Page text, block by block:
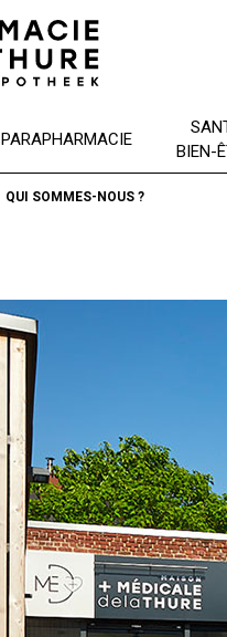
PARAPHARMACIE
BIEN-
QUI SOMMES-NOUS ?